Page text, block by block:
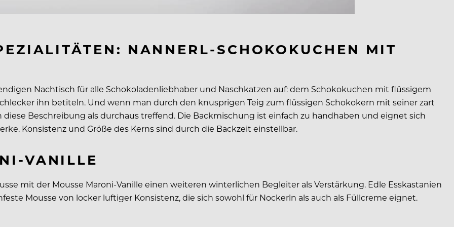
NANNERL-SCHOKOKUCHEN MIT
Nachtisch für alle Schokoladenliebhaber und Naschkatzen auf: dem Schokokuchen mit flüssigem
ihn betiteln. Und wenn man durch den knusprigen Teig zum flüssigen Schokokern mit seiner zart
Beschreibung als durchaus treffend. Die Backmischung ist einfach zu handhaben und eignet sich
Konsistenz und Größe des Kerns sind durch die Backzeit einstellbar.
VANILLE
mit der Mousse Maroni-Vanille einen weiteren winterlichen Begleiter als Verstärkung. Edle Esskastanien
Mousse von locker luftiger Konsistenz, die sich sowohl für Nockerln als auch als Füllcreme eignet.